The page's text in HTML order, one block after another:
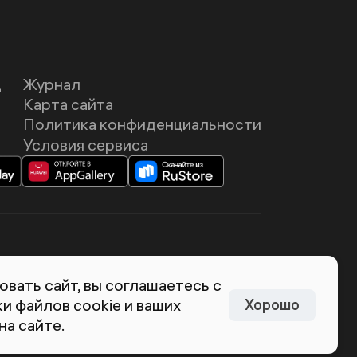
сайт, вы соглашаетесь с
файлов cookie и ваших
сайте.
Хорошо
Журнал
Карта сайта
Политика конфиденциальности
Условия сервиса
Лебедева